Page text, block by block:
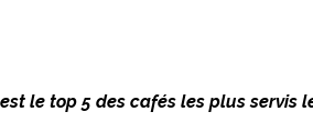
le top 5 des cafés les plus servis